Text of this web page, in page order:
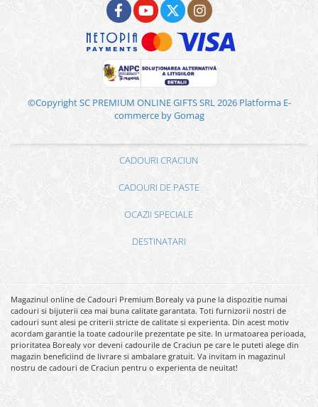
©Copyright SC PREMIUM ONLINE GIFTS SRL 2026 Platforma E-
commerce by Gomag
CADOURI CRACIUN
CADOURI DE PASTE
OCAZII SPECIALE
DESTINATARI
Magazinul online de Cadouri Premium Borealy va pune la dispozitie numai
cadouri si bijuterii cea mai buna calitate garantata. Toti furnizorii nostri de
cadouri sunt alesi pe criterii stricte de calitate si experienta. Din acest motiv
acordam garantie la toate cadourile prezentate pe site. In urmatoarea perioada,
prioritatea Borealy vor deveni cadourile de Craciun pe care le puteti alege din
magazin beneficiind de livrare si ambalare gratuit. Va invitam in magazinul
nostru de cadouri de Craciun pentru o experienta de neuitat!